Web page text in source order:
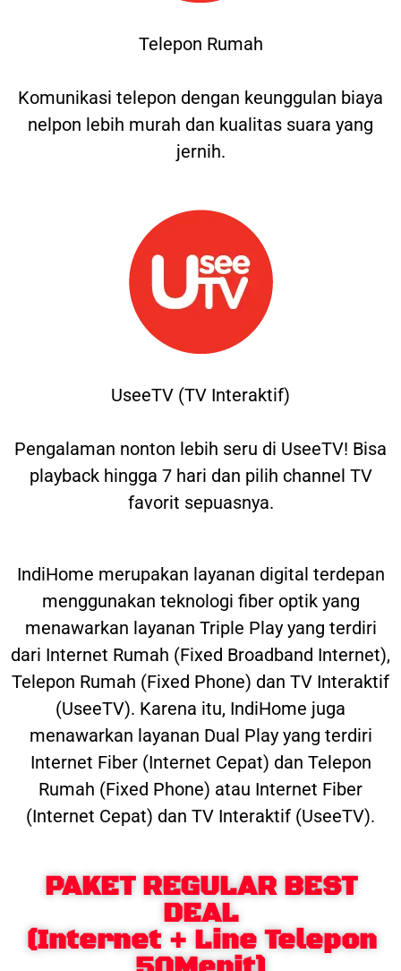
Telepon Rumah
Komunikasi telepon dengan keunggulan biaya
nelpon lebih murah dan kualitas suara yang
jernih.
UseeTV (TV Interaktif)
Pengalaman nonton lebih seru di UseeTV! Bisa
playback hingga 7 hari dan pilih channel TV
favorit sepuasnya.
IndiHome merupakan layanan digital terdepan
menggunakan teknologi fiber optik yang
menawarkan layanan Triple Play yang terdiri
dari Internet Rumah (Fixed Broadband Internet),
Telepon Rumah (Fixed Phone) dan TV Interaktif
(UseeTV). Karena itu, IndiHome juga
menawarkan layanan Dual Play yang terdiri
Internet Fiber (Internet Cepat) dan Telepon
Rumah (Fixed Phone) atau Internet Fiber
(Internet Cepat) dan TV Interaktif (UseeTV).
PAKET REGULAR BEST
DEAL
(Internet + Line Telepon